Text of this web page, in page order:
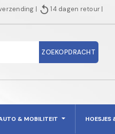
| replay14 dagen retour |
ZOEKOPDRACHT
& MOBILITEIT HOESJES